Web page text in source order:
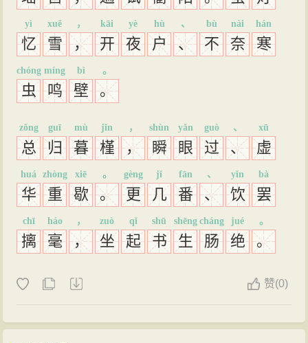
忆
yì
雪
xuě
，
，
开
kāi
夜
yè
户
hù
、
、
不
bù
奈
nài
寒
hán
虫
chóng
鸣
míng
壁
bì
。
。
总
zǒng
归
guī
暮
mù
槿
jǐn
，
，
瞬
shùn
眼
yǎn
过
guò
、
、
虚
xū
华
huá
重
zhòng
歇
xiē
。
。
更
gèng
几
jǐ
番
fān
、
、
饮
yǐn
罢
bà
摛
chī
毫
háo
，
，
坐
zuò
起
qǐ
书
shū
生
shēng
肠
cháng
绝
jué
。
。
赞(0)